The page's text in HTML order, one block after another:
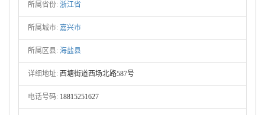
所属省份: 浙江省
所属城市: 嘉兴市
所属区县: 海盐县
详细地址: 西塘街道西场北路587号
电话号码: 18815251627